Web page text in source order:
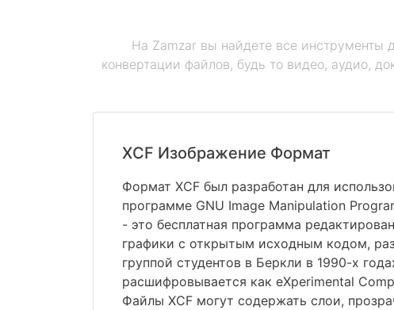
На Zamzar вы найдете все инструменты
конвертации файлов, будь то видео, аудио,
XCF Изображение Формат
Формат XCF был разработан для
программе GNU Image Manipulation
- это бесплатная программа
графики с открытым исходным кодом,
группой студентов в Беркли в 1990-х
расшифровывается как eXperimental
Файлы XCF могут содержать слои,